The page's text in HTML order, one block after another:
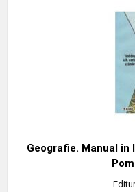
Geografie. Manual in